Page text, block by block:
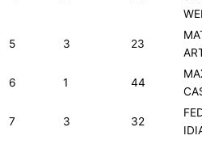
5 3 23
6 1 44
7 3 32